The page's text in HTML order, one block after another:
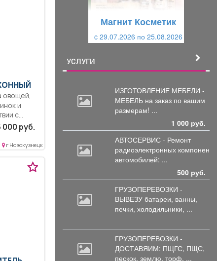
и
с
руб.
г Новокузнецк
Магнит Косметик
c 29.07.2026 по 25.08.2026
УСЛУГИ
ИЗГОТОВЛЕНИЕ МЕБЕЛИ -
МЕБЕЛЬ на заказ по вашим
размерам! ...
1 000 руб.
АВТОСЕРВИС - Ремонт
радиоэлектронных
автомобилей: ...
500 руб.
ГРУЗОПЕРЕВОЗКИ -
ВЫВЕЗУ батареи, ванны,
печки, холодильники, ...
ГРУЗОПЕРЕВОЗКИ -
ДОСТАВЯИМ: ПЩГС, ПЩС,
пескок, землю, торф, ...